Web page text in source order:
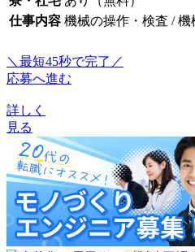
仕事内容 機械の操作・検査 / 機
＼最短45秒で完了／
応募へ進む
詳しく
見る